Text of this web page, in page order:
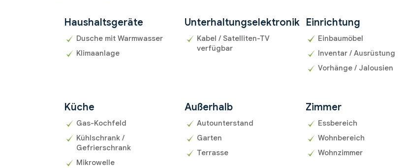
Haushaltsgeräte
Dusche mit Warmwasser
Klimaanlage
Unterhaltungselektronik
Kabel / Satelliten-TV
verfügbar
Einrichtung
Einbaumöbel
Inventar / Ausrüstung
Vorhänge / Jalousien
Küche
Gas-Kochfeld
Kühlschrank /
Gefrierschrank
Mikrowelle
Außerhalb
Autounterstand
Garten
Terrasse
Zimmer
Essbereich
Wohnbereich
Wohnzimmer